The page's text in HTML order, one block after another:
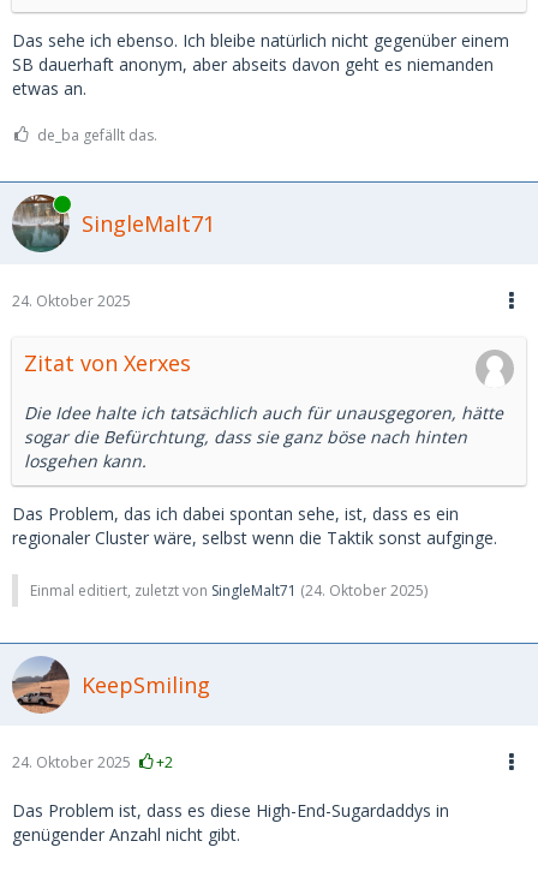
Das sehe ich ebenso. Ich bleibe natürlich nicht gegenüber einem
SB dauerhaft anonym, aber abseits davon geht es niemanden
etwas an.
de_ba gefällt das.
Online
SingleMalt71
24. Oktober 2025
Zitat von Xerxes
Die Idee halte ich tatsächlich auch für unausgegoren, hätte
sogar die Befürchtung, dass sie ganz böse nach hinten
losgehen kann.
Das Problem, das ich dabei spontan sehe, ist, dass es ein
regionaler Cluster wäre, selbst wenn die Taktik sonst aufginge.
Einmal editiert, zuletzt von SingleMalt71 (24. Oktober 2025)
KeepSmiling
24. Oktober 2025 +2
Das Problem ist, dass es diese High-End-Sugardaddys in
genügender Anzahl nicht gibt.